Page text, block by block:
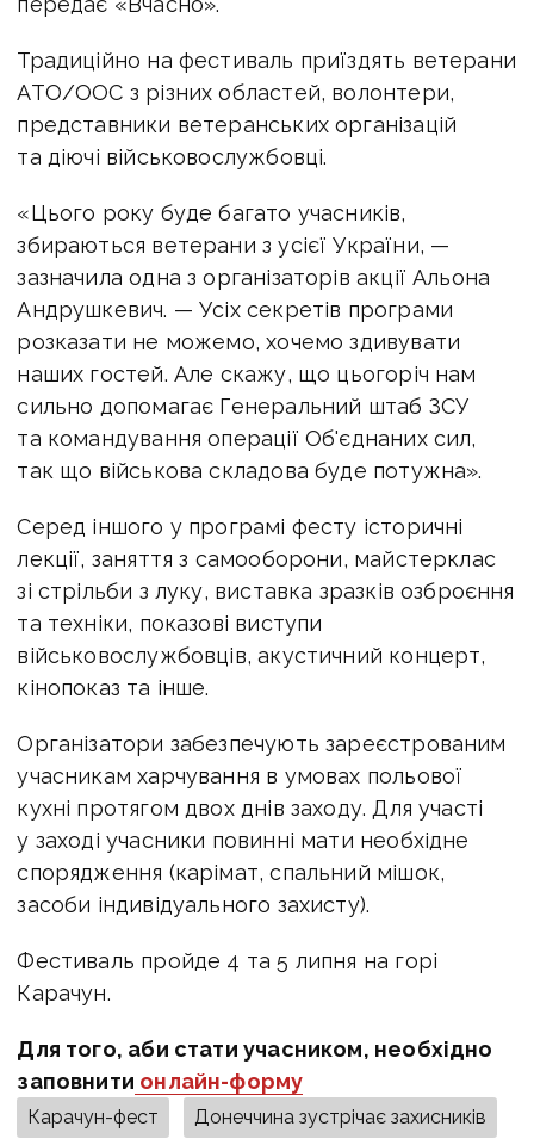
Традиційно на фестиваль приїздять ветерани
АТО/ООС з різних областей, волонтери,
представники ветеранських організацій
та діючі військовослужбовці.
«Цього року буде багато учасників,
збираються ветерани з усієї України, —
зазначила одна з організаторів акції Альона
Андрушкевич. — Усіх секретів програми
розказати не можемо, хочемо здивувати
наших гостей. Але скажу, що цьогоріч нам
сильно допомагає Генеральний штаб ЗСУ
та командування операції Об'єднаних сил,
так що військова складова буде потужна».
Серед іншого у програмі фесту історичні
лекції, заняття з самооборони, майстерклас
зі стрільби з луку, виставка зразків озброєння
та техніки, показові виступи
військовослужбовців, акустичний концерт,
кінопоказ та інше.
Організатори забезпечують зареєстрованим
учасникам харчування в умовах польової
кухні протягом двох днів заходу. Для участі
у заході учасники повинні мати необхідне
спорядження (карімат, спальний мішок,
засоби індивідуального захисту).
Фестиваль пройде 4 та 5 липня на горі
Карачун.
Для того, аби стати учасником, необхідно
заповнити онлайн-форму
Карачун-фест Донеччина зустрічає захисників